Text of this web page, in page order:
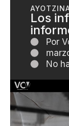
Los
Por
No